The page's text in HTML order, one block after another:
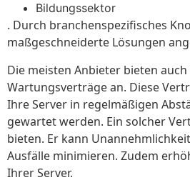
Bildungssektor
. Durch branchenspezifisches
maßgeschneiderte Lösungen
Die meisten Anbieter bieten
Wartungsverträge an. Diese
Ihre Server in regelmäßigen
gewartet werden. Ein solcher
bieten. Er kann
Ausfälle minimieren. Zudem
Ihrer Server.